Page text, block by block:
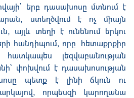
երբ դասախոսը մտնում է
ստեղծվում է ոչ միայն
այլև տեղի է ունենում երկու
հանդիպում, որը հետաքրքիր
լեզվաբանության
փոխվում է դասախոսության
պետք է լինի ճկուն ու
որպեսզի կարողանա